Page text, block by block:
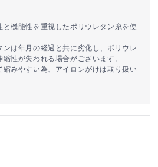
機能性を重視したポリウレタン糸を使
ンは年月の経過と共に劣化し、ポリウレ
性が失われる場合がございます。
縮みやすい為、アイロンがけは取り扱い